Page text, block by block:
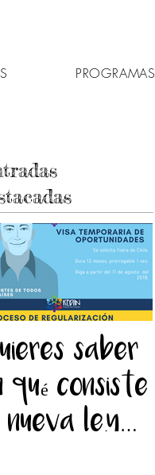
PROGRAMAS
saber
qué consiste
ley